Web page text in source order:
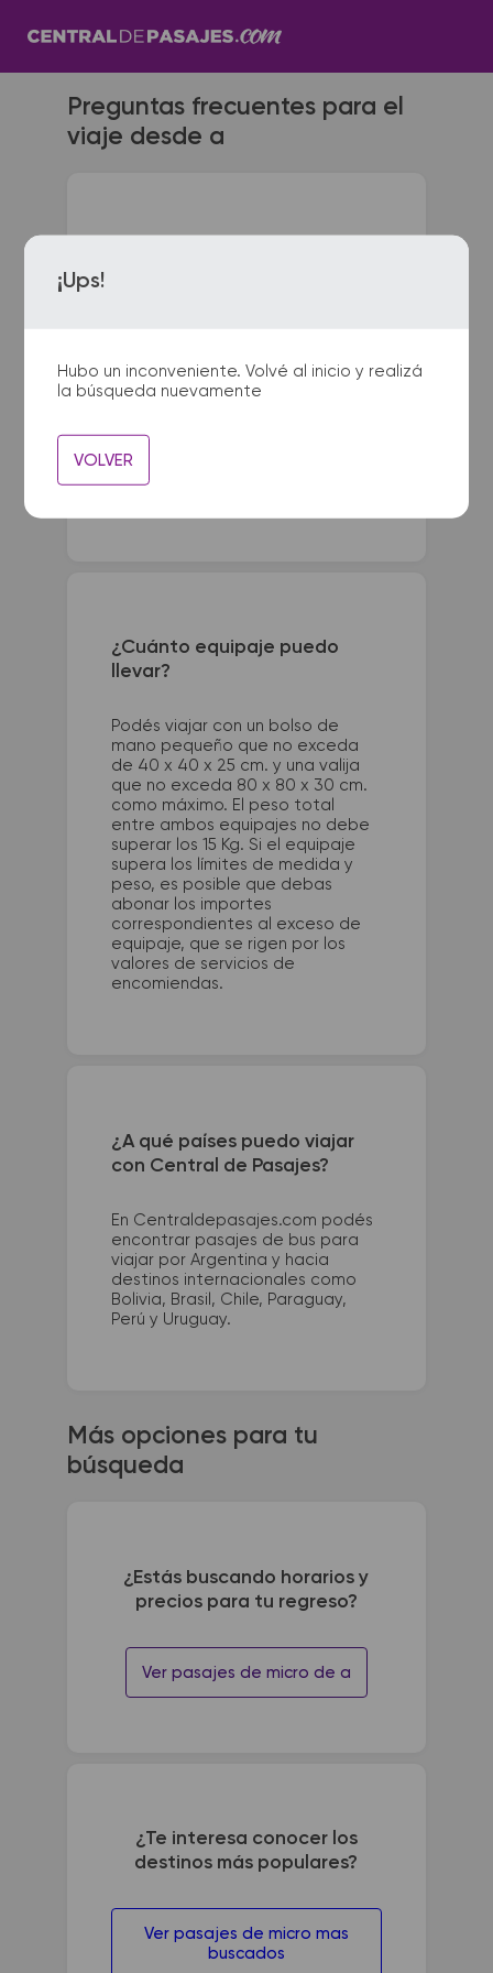
¡Ups!
Hubo un inconveniente. Volvé al inicio y realizá
la búsqueda nuevamente
VOLVER
Preguntas frecuentes para el
viaje desde a
necesario presentarse con 1 hora
de anticipación a la salida del
limítrofes/internacionales, te
sugerimos acercarte a la terminal
de ómnibus con 2 horas de
anticipación.
¿Cuánto equipaje puedo
llevar?
Podés viajar con un bolso de
mano pequeño que no exceda
de 40 x 40 x 25 cm. y una valija
que no exceda 80 x 80 x 30 cm.
como máximo. El peso total
entre ambos equipajes no debe
superar los 15 Kg. Si el equipaje
supera los límites de medida y
peso, es posible que debas
abonar los importes
correspondientes al exceso de
equipaje, que se rigen por los
valores de servicios de
encomiendas.
¿A qué países puedo viajar
con Central de Pasajes?
En Centraldepasajes.com podés
encontrar pasajes de bus para
viajar por Argentina y hacia
destinos internacionales como
Bolivia, Brasil, Chile, Paraguay,
Perú y Uruguay.
Más opciones para tu
búsqueda
¿Estás buscando horarios y
precios para tu regreso?
Ver pasajes de micro de a
¿Te interesa conocer los
destinos más populares?
Ver pasajes de micro mas
buscados